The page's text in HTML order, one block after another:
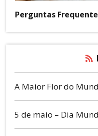
Perguntas
A Maior Flor do
5 de maio – Dia